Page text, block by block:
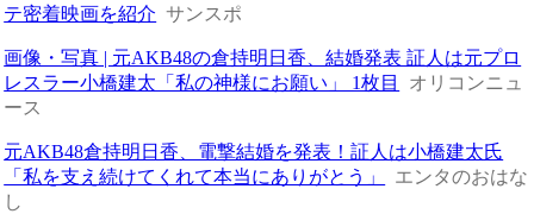
テ密着映画を紹介 サンスポ
画像・写真 | 元AKB48の倉持明日香、結婚発表 証人は元プロ
レスラー小橋建太「私の神様にお願い」 1枚目
オリコンニュ
ース
元AKB48倉持明日香、電撃結婚を発表！証人は小橋建太氏
「私を支え続けてくれて本当にありがとう」
エンタのおはな
し